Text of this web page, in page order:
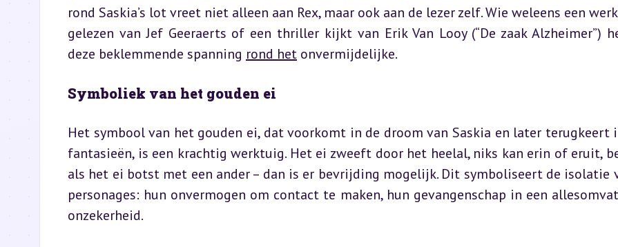
rond Saskia’s lot vreet niet alleen aan Rex, maar ook aan de lezer zelf. Wie weleens een
gelezen van Jef Geeraerts of een thriller kijkt van Erik Van Looy (“De zaak Alzheimer”)
deze beklemmende spanning rond het onvermijdelijke.
Symboliek van het gouden ei
Het symbool van het gouden ei, dat voorkomt in de droom van Saskia en later terugkeert
fantasieën, is een krachtig werktuig. Het ei zweeft door het heelal, niks kan erin of eruit,
als het ei botst met een ander – dan is er bevrijding mogelijk. Dit symboliseert de isolatie
personages: hun onvermogen om contact te maken, hun gevangenschap in een
onzekerheid.